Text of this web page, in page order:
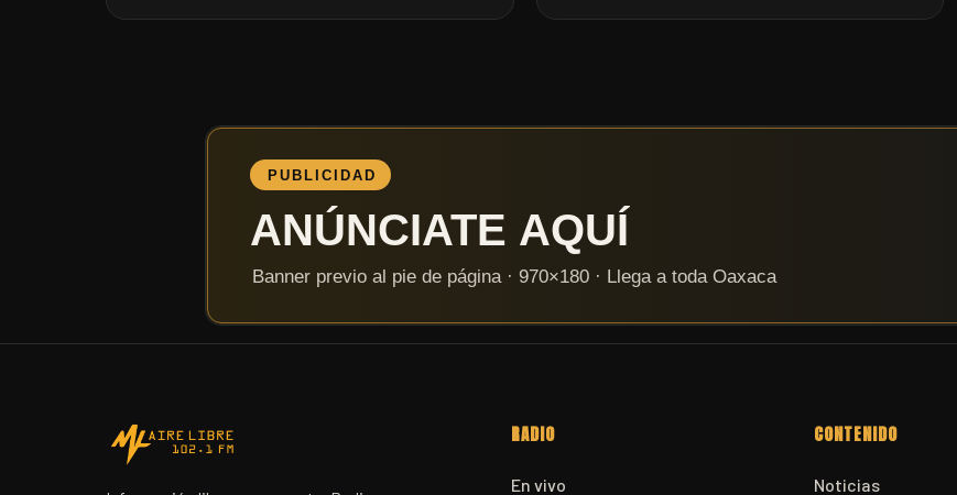
RADIO
En vivo
CONTENIDO
Noticias